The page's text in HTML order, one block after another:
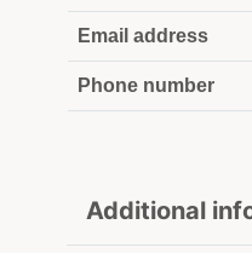
Email address
Phone number
Additional